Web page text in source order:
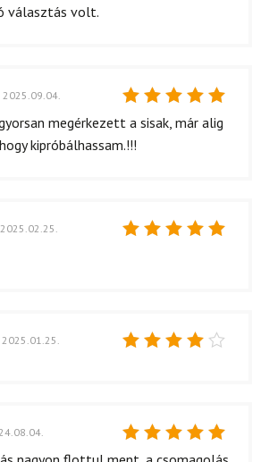
választás volt.
Értékelés:
/ 5
2025.09.04.
megérkezett a sisak, már alig
kipróbálhassam.!!!
2025.02.25.
2025.01.25.
Értékelés: